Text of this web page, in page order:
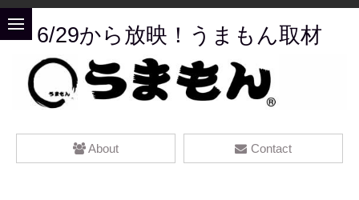
6/29から放映！うまもん取材
About Contact